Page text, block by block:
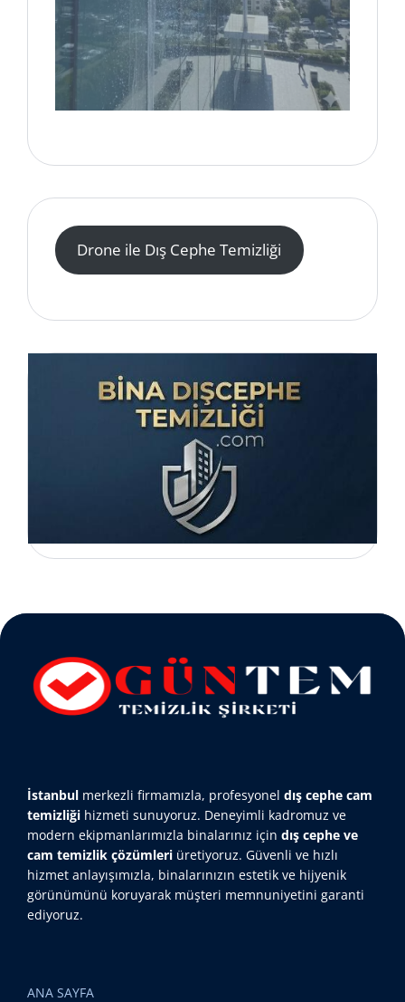
Drone ile Dış Cephe Temizliği
İstanbul merkezli firmamızla, profesyonel dış cephe cam
temizliği hizmeti sunuyoruz. Deneyimli kadromuz ve
modern ekipmanlarımızla binalarınız için dış cephe ve
cam temizlik çözümleri üretiyoruz. Güvenli ve hızlı
hizmet anlayışımızla, binalarınızın estetik ve hijyenik
görünümünü koruyarak müşteri memnuniyetini garanti
ediyoruz.
ANA SAYFA